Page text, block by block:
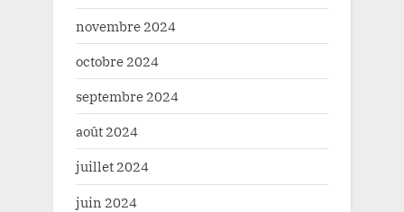
novembre 2024
octobre 2024
septembre 2024
août 2024
juillet 2024
juin 2024